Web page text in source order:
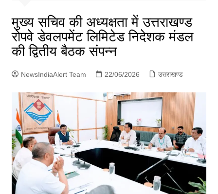
मुख्य सचिव की अध्यक्षता में उत्तराखण्ड
रोपवे डेवलपमेंट लिमिटेड निदेशक मंडल
की द्वितीय बैठक संपन्न
NewsIndiaAlert Team 22/06/2026 उत्तराखण्ड